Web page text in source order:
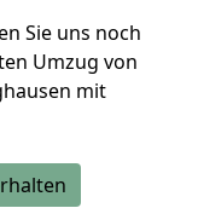
Sie uns noch
Umzug von
mit